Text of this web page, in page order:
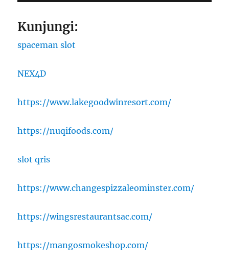
Kunjungi:
spaceman slot
NEX4D
https://www.lakegoodwinresort.com/
https://nuqifoods.com/
slot qris
https://www.changespizzaleominster.com/
https://wingsrestaurantsac.com/
https://mangosmokeshop.com/